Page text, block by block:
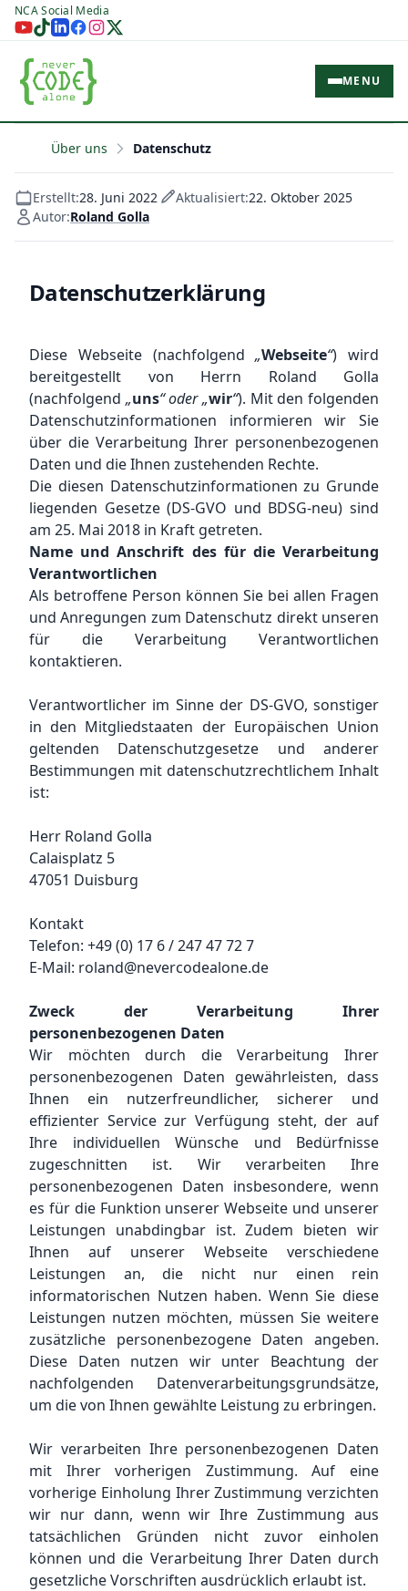
NCA Social Media
MENU
Über uns Datenschutz
Erstellt:28. Juni 2022 Aktualisiert:22. Oktober 2025
Autor:Roland Golla
Datenschutzerklärung
Diese Webseite (nachfolgend„Webseite“) wird
bereitgestellt von Herrn Roland Golla
(nachfolgend „uns“ oder „wir“). Mit den folgenden
Datenschutzinformationen informieren wir Sie
über die Verarbeitung Ihrer personenbezogenen
Daten und die Ihnen zustehenden Rechte.
Die diesen Datenschutzinformationen zu Grunde
liegenden Gesetze (DS-GVO und BDSG-neu) sind
am 25. Mai 2018 in Kraft getreten.
Name und Anschrift des für die Verarbeitung
Verantwortlichen
Als betroffene Person können Sie bei allen Fragen
und Anregungen zum Datenschutz direkt unseren
für die Verarbeitung Verantwortlichen
kontaktieren.
Verantwortlicher im Sinne der DS-GVO, sonstiger
in den Mitgliedstaaten der Europäischen Union
geltenden Datenschutzgesetze und anderer
Bestimmungen mit datenschutzrechtlichem Inhalt
ist:
Herr Roland Golla
Calaisplatz 5
47051 Duisburg
Kontakt
Telefon: +49 (0) 17 6 / 247 47 72 7
E-Mail: roland@nevercodealone.de
Zweck der Verarbeitung Ihrer
personenbezogenen Daten
Wir möchten durch die Verarbeitung Ihrer
personenbezogenen Daten gewährleisten, dass
Ihnen ein nutzerfreundlicher, sicherer und
effizienter Service zur Verfügung steht, der auf
Ihre individuellen Wünsche und Bedürfnisse
zugeschnitten ist. Wir verarbeiten Ihre
personenbezogenen Daten insbesondere, wenn
es für die Funktion unserer Webseite und unserer
Leistungen unabdingbar ist. Zudem bieten wir
Ihnen auf unserer Webseite verschiedene
Leistungen an, die nicht nur einen rein
informatorischen Nutzen haben. Wenn Sie diese
Leistungen nutzen möchten, müssen Sie weitere
zusätzliche personenbezogene Daten angeben.
Diese Daten nutzen wir unter Beachtung der
nachfolgenden Datenverarbeitungsgrundsätze,
um die von Ihnen gewählte Leistung zu erbringen.
Wir verarbeiten Ihre personenbezogenen Daten
mit Ihrer vorherigen Zustimmung. Auf eine
vorherige Einholung Ihrer Zustimmung verzichten
wir nur dann, wenn wir Ihre Zustimmung aus
tatsächlichen Gründen nicht zuvor einholen
können und die Verarbeitung Ihrer Daten durch
gesetzliche Vorschriften ausdrücklich erlaubt ist.